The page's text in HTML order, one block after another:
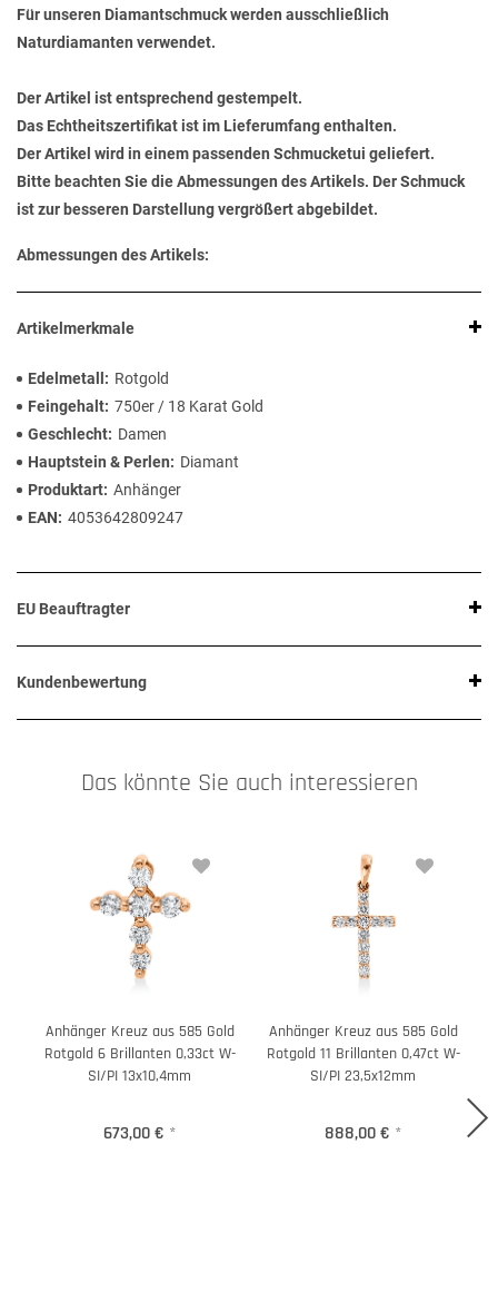
Für unseren Diamantschmuck werden ausschließlich
Naturdiamanten verwendet.
Der Artikel ist entsprechend gestempelt.
Das Echtheitszertifikat ist im Lieferumfang enthalten.
Der Artikel wird in einem passenden Schmucketui geliefert.
Bitte beachten Sie die Abmessungen des Artikels. Der Schmuck
ist zur besseren Darstellung vergrößert abgebildet.
Abmessungen des Artikels:
Artikelmerkmale
Edelmetall
Rotgold
Feingehalt 750er / 18 Karat Gold
Geschlecht
Damen
Hauptstein & Perlen
Diamant
Produktart Anhänger
EAN
4053642809247
EU Beauftragter
Kundenbewertung
Das könnte Sie auch interessieren
Anhänger Kreuz aus 585 Gold
Rotgold 6 Brillanten 0,33ct W-
SI/PI 13x10,4mm
673,00 € *
Anhänger Kreuz aus 585 Gold
Rotgold 11 Brillanten 0,47ct W-
SI/PI 23,5x12mm
888,00 € *